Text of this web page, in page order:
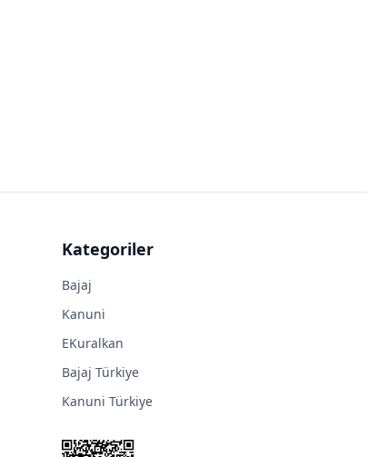
Kategoriler
Bajaj
Kanuni
EKuralkan
Bajaj Türkiye
Kanuni Türkiye